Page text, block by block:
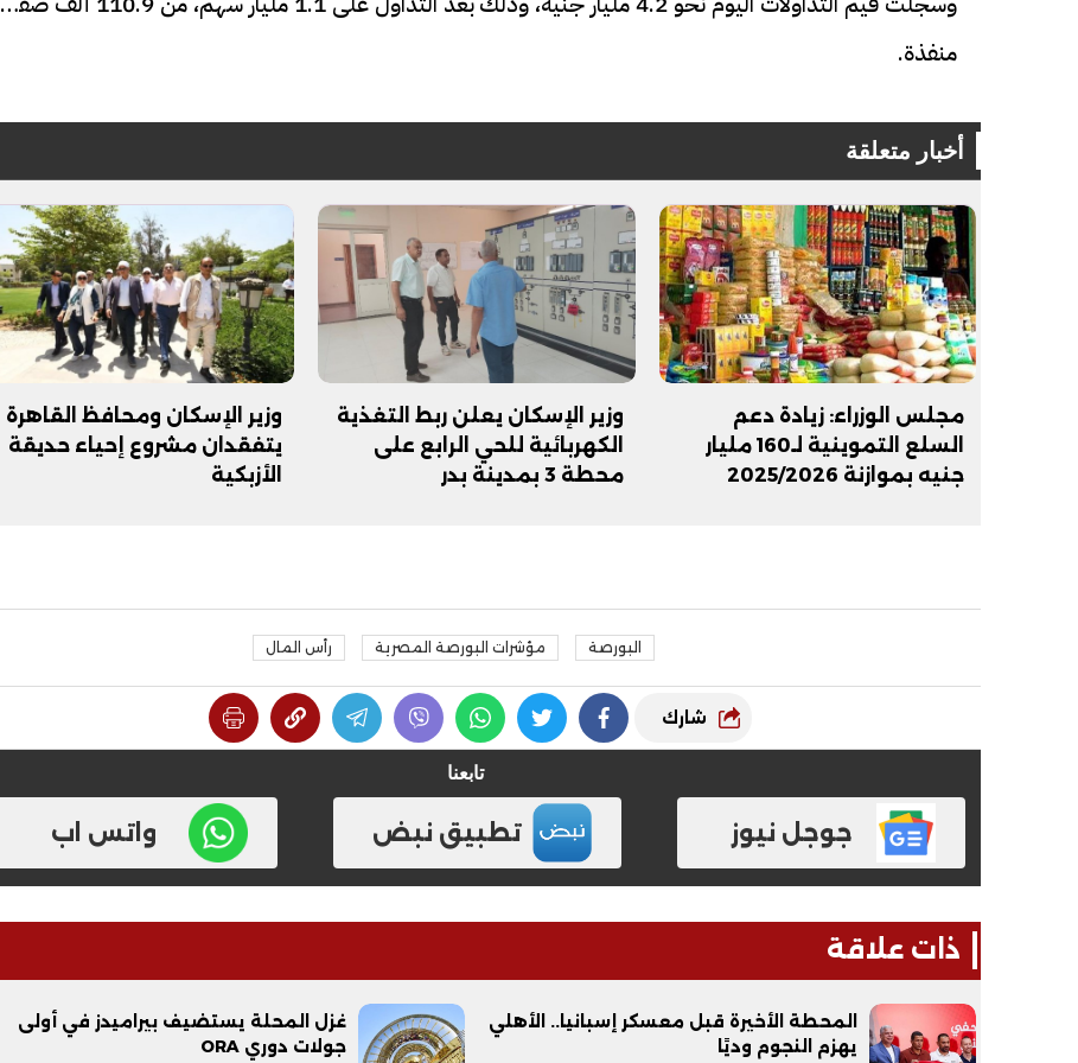
منفذة.
أخبار متعلقة
مجلس الوزراء: زيادة دعم
السلع التموينية لـ160 مليار
جنيه بموازنة 2025/2026
وزير الإسكان يعلن ربط التغذية
الكهربائية للحي الرابع على
محطة 3 بمدينة بدر
وزير الإسكان ومحافظ القاهرة
يتفقدان مشروع إحياء حديقة
الأزبكية
البورصة مؤشرات البورصة المصرية رأس المال
شارك
تابعنا
جوجل نيوز تطبيق نبض واتس اب
ذات علاقة
المحطة الأخيرة قبل معسكر إسبانيا.. الأهلي
يهزم النجوم وديًا
غزل المحلة يستضيف بيراميدز في أولى
جولات دوري ORA